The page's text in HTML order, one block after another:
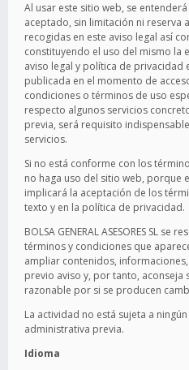
Al usar este sitio web, se
aceptado, sin limitación ni reserva
recogidas en este aviso legal así
constituyendo el uso del mismo la
aviso legal y política de privacidad
publicada en el momento de
condiciones o términos de uso
respecto algunos servicios
previa, será requisito
servicios.
Si no está conforme con los
no haga uso del sitio web, porque
implicará la aceptación de los
texto y en la política de privacidad.
BOLSA GENERAL ASESORES SL
términos y condiciones que
ampliar contenidos,
previo aviso y, por tanto,
razonable por si se producen
La actividad no está sujeta a
administrativa previa.
Idioma